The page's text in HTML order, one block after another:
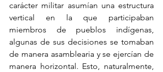
carácter militar asumían una estructura
vertical en la que participaban
miembros de pueblos indígenas,
algunas de sus decisiones se tomaban
de manera asamblearia y se ejercían de
manera horizontal. Esto, naturalmente,